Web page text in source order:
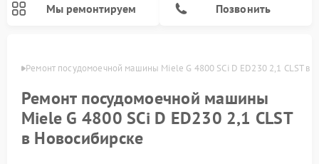
Мы ремонтируем Позвонить
Ремонт посудомоечной машины Miele G 4800 SCi D ED230 2,1 CLST в
Ремонт посудомоечной машины
Miele G 4800 SCi D ED230 2,1 CLST
в Новосибирске